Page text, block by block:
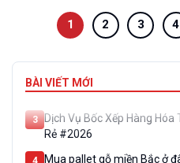
1 2 3 4
BÀI VIẾT MỚI
2
8/2026
3
Dịch Vụ Bốc Xếp Hàng Hóa
Rẻ #2026
4
Mua pallet gỗ miền Bắc ở